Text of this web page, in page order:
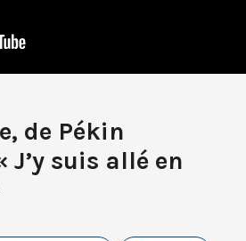
de Pékin
J’y suis allé en